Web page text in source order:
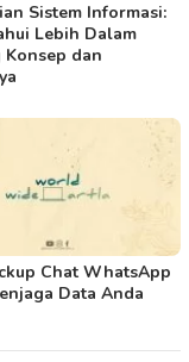
Sistem Informasi:
Lebih Dalam
Konsep dan
Chat WhatsApp
Data Anda